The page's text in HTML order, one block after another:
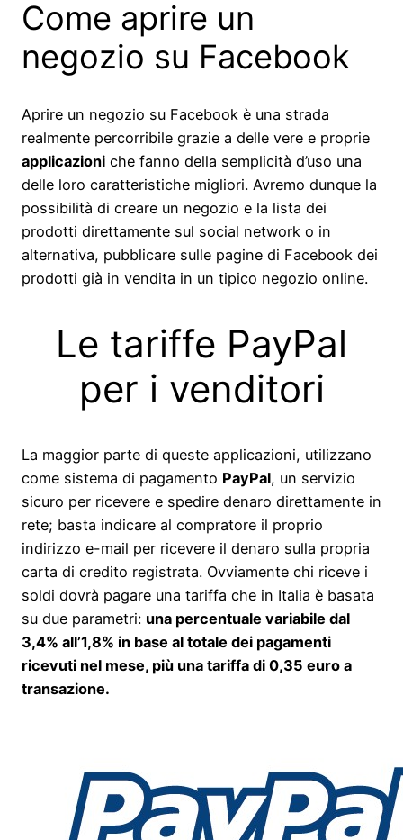
Come aprire un
negozio su Facebook
Aprire un negozio su Facebook è una strada
realmente percorribile grazie a delle vere e proprie
applicazioni che fanno della semplicità d’uso una
delle loro caratteristiche migliori. Avremo dunque la
possibilità di creare un negozio e la lista dei
prodotti direttamente sul social network o in
alternativa, pubblicare sulle pagine di Facebook dei
prodotti già in vendita in un tipico negozio online.
Le tariffe PayPal
per i venditori
La maggior parte di queste applicazioni, utilizzano
come sistema di pagamento PayPal, un servizio
sicuro per ricevere e spedire denaro direttamente in
rete; basta indicare al compratore il proprio
indirizzo e-mail per ricevere il denaro sulla propria
carta di credito registrata. Ovviamente chi riceve i
soldi dovrà pagare una tariffa che in Italia è basata
su due parametri: una percentuale variabile dal
3,4% all’1,8% in base al totale dei pagamenti
ricevuti nel mese, più una tariffa di 0,35 euro a
transazione.